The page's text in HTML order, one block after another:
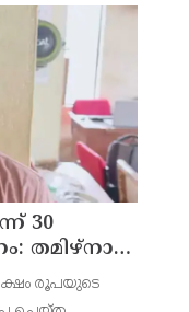
30
തമിഴ്‌നാട്
രൂപയുടെ